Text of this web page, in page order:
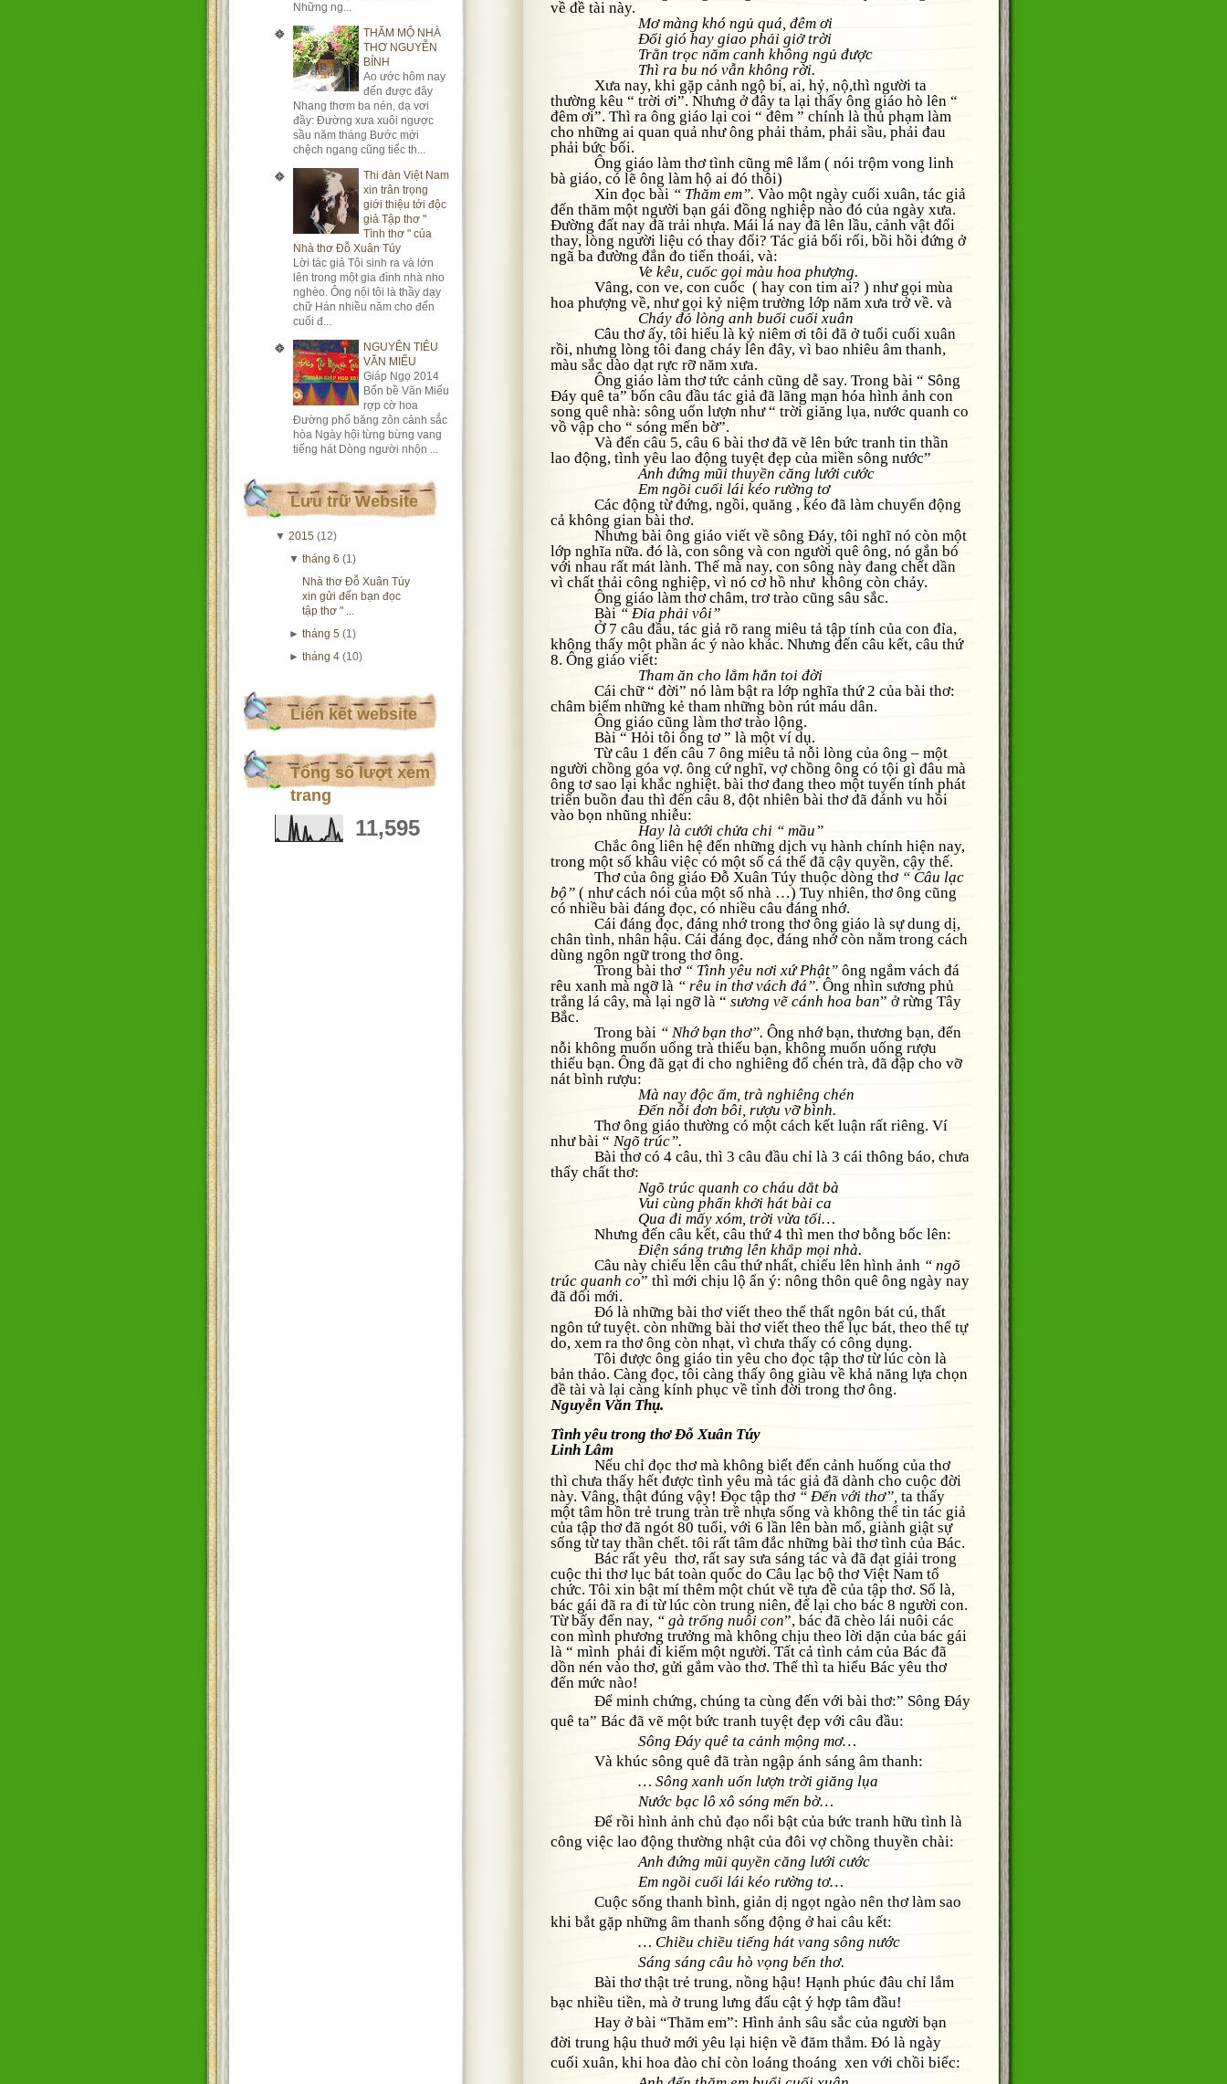
Những ng...
THĂM MỘ NHÀ
THƠ NGUYỄN
BÍNH
Ao ước hôm nay
đến được đây
Nhang thơm ba nén, dạ vơi
đầy: Đường xưa xuôi ngược
sầu năm tháng Bước mới
chệch ngang cũng tiếc th...
Thi đàn Việt Nam
xin trân trọng
giới thiệu tới độc
giả Tập thơ "
Tình thơ " của
Nhà thơ Đỗ Xuân Túy
Lời tác giả Tôi sinh ra và lớn
lên trong một gia đình nhà nho
nghèo. Ông nội tôi là thầy dạy
chữ Hán nhiều năm cho đến
cuối đ...
NGUYÊN TIÊU
VĂN MIẾU
Giáp Ngọ 2014
Bốn bề Văn Miếu
rợp cờ hoa
Đường phố băng zôn cảnh sắc
hòa Ngày hội từng bừng vang
tiếng hát Dòng người nhộn ...
Lưu trữ Website
▼ 2015 (12)
▼ tháng 6 (1)
Nhà thơ Đỗ Xuân Túy
xin gửi đến bạn đọc
tập thơ " ...
► tháng 5 (1)
► tháng 4 (10)
Liên kết website
Tổng số lượt xem
trang
11,595
về đề tài này.
Mơ màng khó ngủ quá, đêm ơi
Đổi gió hay giao phải giở trời
Trằn trọc năm canh không ngủ được
Thì ra bu nó vẫn không rời.
Xưa nay, khi gặp cảnh ngộ bi, ai, hỷ, nộ,thì người ta
thường kêu “ trời ơi”. Nhưng ở đây ta lại thấy ông giáo hò lên “
đêm ơi”. Thì ra ông giáo lại coi “ đêm ” chính là thủ phạm làm
cho những ai quan quả như ông phải thảm, phải sầu, phải đau
phải bức bối.
Ông giáo làm thơ tình cũng mê lắm ( nói trộm vong linh
bà giáo, có lẽ ông làm hộ ai đó thôi)
Xin đọc bài “ Thăm em”. Vào một ngày cuối xuân, tác giả
đến thăm một người bạn gái đồng nghiệp nào đó của ngày xưa.
Đường đất nay đã trải nhựa. Mái lá nay đã lên lầu, cảnh vật đổi
thay, lòng người liệu có thay đổi? Tác giả bối rối, bồi hồi đứng ở
ngã ba đường đắn đo tiến thoái, và:
Ve kêu, cuốc gọi màu hoa phượng.
Vâng, con ve, con cuốc ( hay con tim ai? ) như gọi mùa
hoa phượng về, như gọi kỷ niệm trường lớp năm xưa trở về. và
Cháy đỏ lòng anh buổi cuối xuân
Câu thơ ấy, tôi hiểu là kỷ niêm ơi tôi đã ở tuổi cuối xuân
rồi, nhưng lòng tôi đang cháy lên đây, vì bao nhiêu âm thanh,
màu sắc dào dạt rực rỡ năm xưa.
Ông giáo làm thơ tức cảnh cũng dễ say. Trong bài “ Sông
Đáy quê ta” bốn câu đầu tác giả đã lãng mạn hóa hình ảnh con
song quê nhà: sông uốn lượn như “ trời giăng lụa, nước quanh co
vồ vập cho “ sóng mến bờ”.
Và đến câu 5, câu 6 bài thơ đã vẽ lên bức tranh tin thần
lao động, tình yêu lao động tuyệt đẹp của miền sông nước”
Anh đứng mũi thuyền căng lưới cước
Em ngồi cuối lái kéo rường tơ
Các động từ đứng, ngồi, quăng , kéo đã làm chuyển động
cả không gian bài thơ.
Nhưng bài ông giáo viết về sông Đáy, tôi nghĩ nó còn một
lớp nghĩa nữa. đó là, con sông và con người quê ông, nó gắn bó
với nhau rất mát lành. Thế mà nay, con sông này đang chết dần
vì chất thải công nghiệp, vì nó cơ hồ như không còn chảy.
Ông giáo làm thơ châm, trơ trào cũng sâu sắc.
Bài “ Đỉa phải vôi”
Ở 7 câu đầu, tác giả rõ rang miêu tả tập tính của con đỉa,
không thấy một phần ác ý nào khác. Nhưng đến câu kết, câu thứ
8. Ông giáo viết:
Tham ăn cho lắm hẳn toi đời
Cái chữ “ đời” nó làm bật ra lớp nghĩa thứ 2 của bài thơ:
châm biếm những kẻ tham những bòn rút máu dân.
Ông giáo cũng làm thơ trào lộng.
Bài “ Hỏi tôi ông tơ ” là một ví dụ.
Từ câu 1 đến câu 7 ông miêu tả nỗi lòng của ông – một
người chồng góa vợ. ông cứ nghĩ, vợ chồng ông có tội gì đâu mà
ông tơ sao lại khắc nghiệt. bài thơ đang theo một tuyến tính phát
triển buồn đau thì đến câu 8, đột nhiên bài thơ đã đánh vu hồi
vào bọn nhũng nhiễu:
Hay là cưới chửa chi “ mầu”
Chắc ông liên hệ đến những dịch vụ hành chính hiện nay,
trong một số khâu việc có một số cá thể đã cậy quyền, cậy thế.
Thơ của ông giáo Đỗ Xuân Túy thuộc dòng thơ “ Câu lạc
bộ” ( như cách nói của một số nhà …) Tuy nhiên, thơ ông cũng
có nhiều bài đáng đọc, có nhiều câu đáng nhớ.
Cái đáng đọc, đáng nhớ trong thơ ông giáo là sự dung dị,
chân tình, nhân hậu. Cái đáng đọc, đáng nhớ còn nằm trong cách
dùng ngôn ngữ trong thơ ông.
Trong bài thơ “ Tình yêu nơi xứ Phật” ông ngắm vách đá
rêu xanh mà ngỡ là “ rêu in thơ vách đá”. Ông nhìn sương phủ
trắng lá cây, mà lại ngỡ là “ sương vẽ cánh hoa ban” ở rừng Tây
Bắc.
Trong bài “ Nhớ bạn thơ”. Ông nhớ bạn, thương bạn, đến
nỗi không muốn uống trà thiếu bạn, không muốn uống rượu
thiếu bạn. Ông đã gạt đi cho nghiêng đổ chén trà, đã đập cho vỡ
nát bình rượu:
Mà nay độc ẩm, trà nghiêng chén
Đến nỗi đơn bôi, rượu vỡ bình.
Thơ ông giáo thường có một cách kết luận rất riêng. Ví
như bài “ Ngõ trúc”.
Bài thơ có 4 câu, thì 3 câu đầu chỉ là 3 cái thông báo, chưa
thấy chất thơ:
Ngõ trúc quanh co cháu dắt bà
Vui cùng phấn khởi hát bài ca
Qua đi mấy xóm, trời vừa tối…
Nhưng đến câu kết, câu thứ 4 thì men thơ bỗng bốc lên:
Điện sáng trưng lên khắp mọi nhà.
Câu này chiếu lên câu thứ nhất, chiếu lên hình ảnh “ ngõ
trúc quanh co” thì mới chịu lộ ẩn ý: nông thôn quê ông ngày nay
đã đổi mới.
Đó là những bài thơ viết theo thể thất ngôn bát cú, thất
ngôn tứ tuyệt. còn những bài thơ viết theo thể lục bát, theo thể tự
do, xem ra thơ ông còn nhạt, vì chưa thấy có công dụng.
Tôi được ông giáo tin yêu cho đọc tập thơ từ lúc còn là
bản thảo. Càng đọc, tôi càng thấy ông giàu về khả năng lựa chọn
đề tài và lại càng kính phục về tình đời trong thơ ông.
Nguyễn Văn Thụ.
Tình yêu trong thơ Đỗ Xuân Túy
Linh Lâm
Nếu chỉ đọc thơ mà không biết đến cảnh huống của thơ
thì chưa thấy hết được tình yêu mà tác giả đã dành cho cuộc đời
này. Vâng, thật đúng vậy! Đọc tập thơ “ Đến với thơ”, ta thấy
một tâm hồn trẻ trung tràn trề nhựa sống và không thể tin tác giả
của tập thơ đã ngót 80 tuổi, với 6 lần lên bàn mổ, giành giật sự
sống từ tay thần chết. tôi rất tâm đắc những bài thơ tình của Bác.
Bác rất yêu thơ, rất say sưa sáng tác và đã đạt giải trong
cuộc thi thơ lục bát toàn quốc do Câu lạc bộ thơ Việt Nam tổ
chức. Tôi xin bật mí thêm một chút về tựa đề của tập thơ. Số là,
bác gái đã ra đi từ lúc còn trung niên, để lại cho bác 8 người con.
Từ bấy đến nay, “ gà trống nuôi con”, bác đã chèo lái nuôi các
con mình phương trưởng mà không chịu theo lời dặn của bác gái
là “ mình phải đi kiếm một người. Tất cả tình cảm của Bác đã
dồn nén vào thơ, gửi gắm vào thơ. Thế thì ta hiểu Bác yêu thơ
đến mức nào!
Để minh chứng, chúng ta cùng đến với bài thơ:” Sông Đáy
quê ta” Bác đã vẽ một bức tranh tuyệt đẹp với câu đầu:
Sông Đáy quê ta cảnh mộng mơ…
Và khúc sông quê đã tràn ngập ánh sáng âm thanh:
… Sông xanh uốn lượn trời giăng lụa
Nước bạc lô xô sóng mến bờ…
Để rồi hình ảnh chủ đạo nổi bật của bức tranh hữu tình là
công việc lao động thường nhật của đôi vợ chồng thuyền chài:
Anh đứng mũi quyền căng lưới cước
Em ngồi cuối lái kéo rường tơ…
Cuộc sống thanh bình, giản dị ngọt ngào nên thơ làm sao
khi bắt gặp những âm thanh sống động ở hai câu kết:
… Chiều chiều tiếng hát vang sông nước
Sáng sáng câu hò vọng bến thơ.
Bài thơ thật trẻ trung, nồng hậu! Hạnh phúc đâu chỉ lắm
bạc nhiều tiền, mà ở trung lưng đấu cật ý hợp tâm đầu!
Hay ở bài “Thăm em”: Hình ảnh sâu sắc của người bạn
đời trung hậu thuở mới yêu lại hiện về đăm thắm. Đó là ngày
cuối xuân, khi hoa đào chỉ còn loáng thoáng xen với chồi biếc: